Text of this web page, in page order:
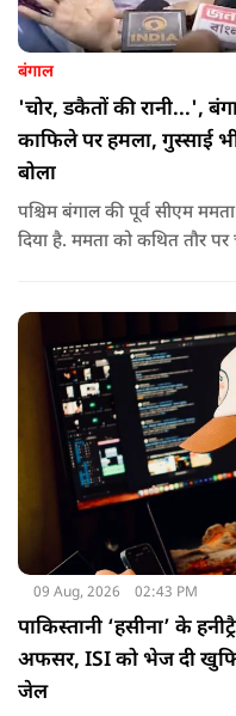
बंगाल
'चोर, डकैतों की रानी...',
काफिले पर हमला, गुस्साई
बोला
पश्चिम बंगाल की पूर्व सीएम
दिया है. ममता को कथित तौर
09 Aug, 2026 02:43 PM
पाकिस्तानी ‘हसीना’ के
अफसर, ISI को भेज दी
जेल